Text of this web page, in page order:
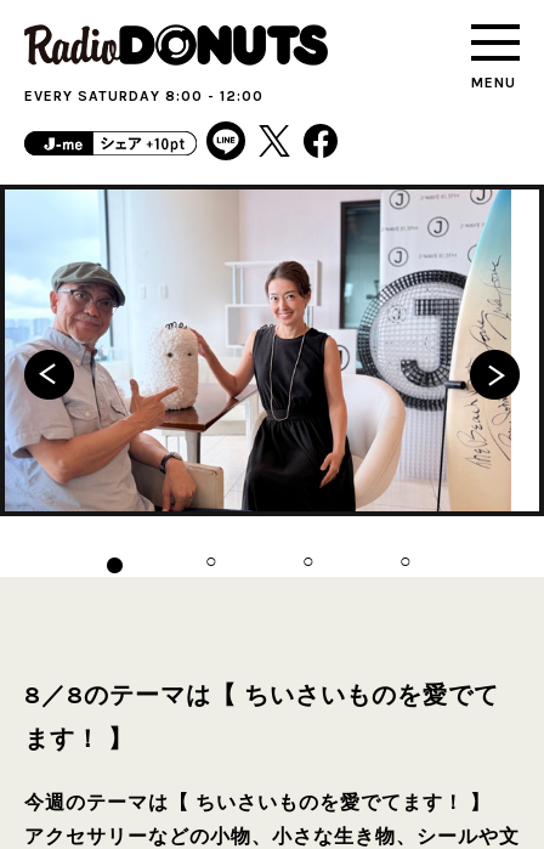
MENU
EVERY SATURDAY 8:00 - 12:00
8／8のテーマは【 ちいさいものを愛でて
ます！ 】
今週のテーマは【 ちいさいものを愛でてます！ 】
アクセサリーなどの小物、小さな生き物、シールや文